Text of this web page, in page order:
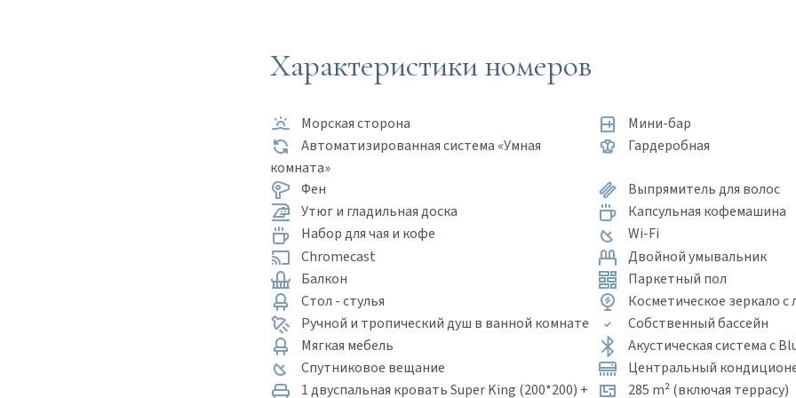
Характеристики номеров
Морская сторона
Мини-бар
Автоматизированная система «Умная
комната»
Гардеробная
Фен
Выпрямитель для волос
Утюг и гладильная доска
Капсульная кофемашина
Набор для чая и кофе
Wi-Fi
Chromecast
Двойной умывальник
Балкон
Паркетный пол
Стол - стулья
Косметическое зеркало с
Ручной и тропический душ в ванной комнате
Собственный бассейн
Мягкая мебель
Акустическая система с
Спутниковое вещание
Центральный
1 двуспальная кровать Super King (200*200) +
285 m² (включая террасу)